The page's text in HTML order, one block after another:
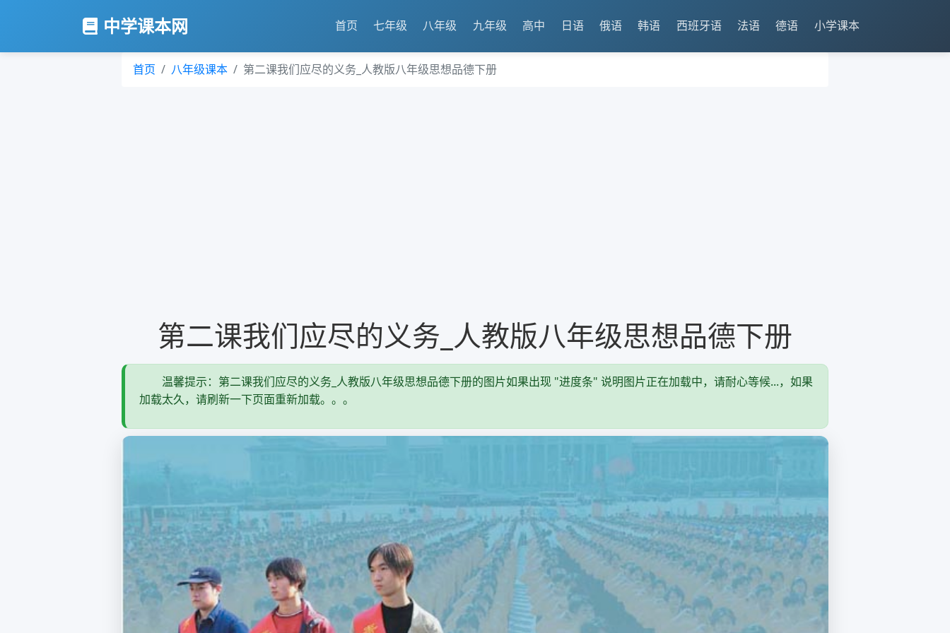
中学课本网 首页 七年级 八年级 九年级 高中 日语 俄语 韩语 西班牙语 法语 德语 小学课本
首页 八年级课本 第二课我们应尽的义务_人教版八年级思想品德下册
第二课我们应尽的义务_人教版八年级思想品德下册
温馨提示：第二课我们应尽的义务_人教版八年级思想品德下册的图片如果出现 "进度条" 说明图片正在加载中，请耐心等候...，如果
加载太久，请刷新一下页面重新加载。。。